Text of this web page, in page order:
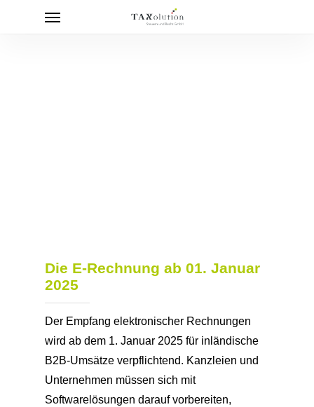
Menu
Die E-Rechnung ab 01. Januar
2025
Der Empfang elektronischer Rechnungen
wird ab dem 1. Januar 2025 für inländische
B2B-Umsätze verpflichtend. Kanzleien und
Unternehmen müssen sich mit
Softwarelösungen darauf vorbereiten,